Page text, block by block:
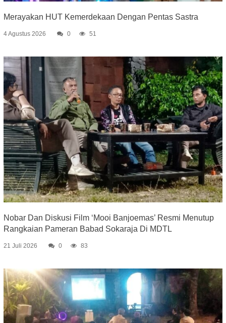
Merayakan HUT Kemerdekaan Dengan Pentas Sastra
4 Agustus 2026 0 51
Nobar Dan Diskusi Film ‘Mooi Banjoemas’ Resmi Menutup
Rangkaian Pameran Babad Sokaraja Di MDTL
21 Juli 2026 0 83